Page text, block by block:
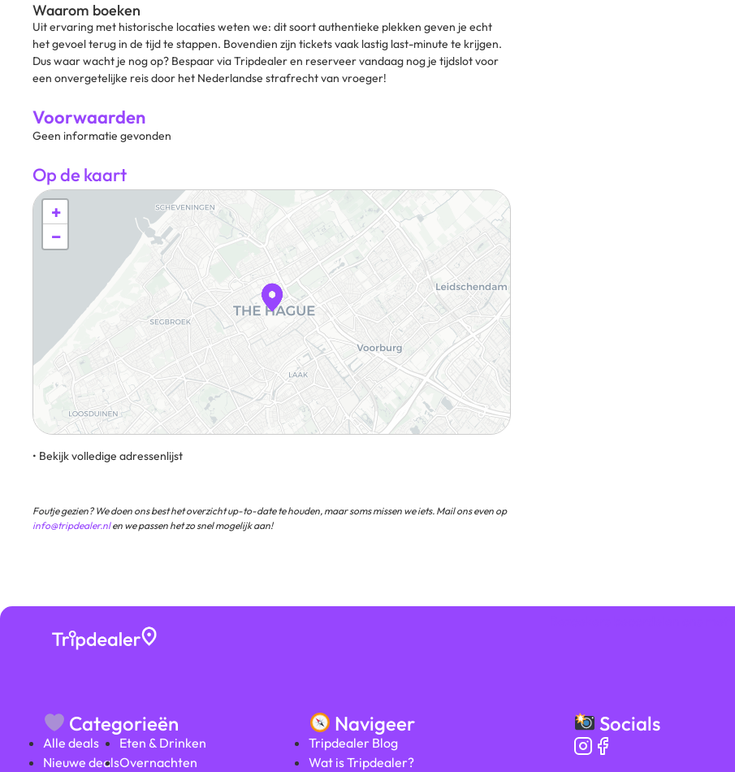
Waarom boeken
Uit ervaring met historische locaties weten we: dit soort authentieke plekken geven je echt
het gevoel terug in de tijd te stappen. Bovendien zijn tickets vaak lastig last-minute te krijgen.
Dus waar wacht je nog op? Bespaar via Tripdealer en reserveer vandaag nog je tijdslot voor
een onvergetelijke reis door het Nederlandse strafrecht van vroeger!
Voorwaarden
Geen informatie gevonden
Op de kaart
+
−
• Bekijk volledige adressenlijst
Foutje gezien? We doen ons best het overzicht up-to-date te houden, maar soms missen we iets. Mail ons even op
info@tripdealer.nlen we passen het zo snel mogelijk aan!
Categorieën
Alle deals
Nieuwe deals
Eten & Drinken
Overnachten
Navigeer
Tripdealer Blog
Wat is Tripdealer?
Socials